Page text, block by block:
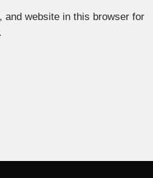
and website in this browser for